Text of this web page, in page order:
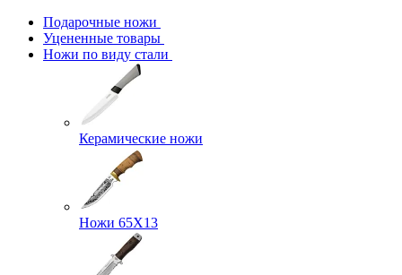
Подарочные ножи
Уцененные товары
Ножи по виду стали
Керамические ножи
Ножи 65Х13